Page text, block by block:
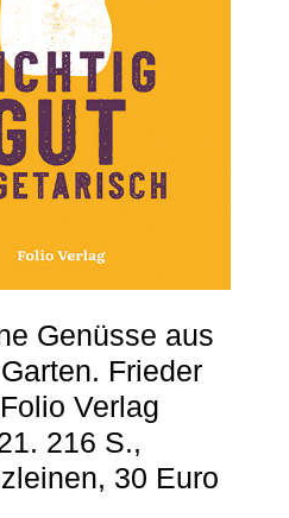
Genüsse aus
Frieder
Verlag
216 S.,
30 Euro